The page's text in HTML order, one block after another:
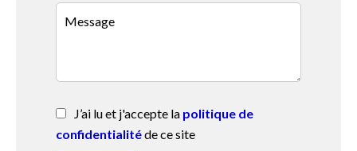
J’ai lu et j'accepte la politique de
confidentialitéde ce site